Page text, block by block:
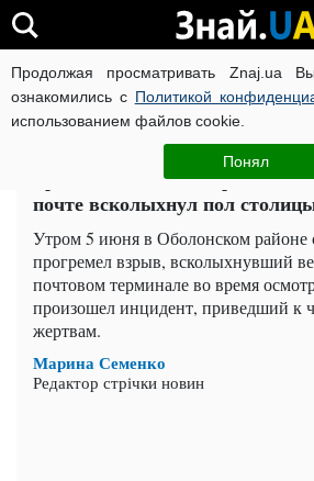
Продолжая просматривать Znaj.ua
ознакомились с Политикой
использованием файлов cookie.
Понял
ВОЙНА РОССИИ ПРОТИВ
Трагедия в Киеве: взрыв
почте всколыхнул пол
Утром 5 июня в Оболонском районе
прогремел взрыв, всколыхнувший
почтовом терминале во время
произошел инцидент, приведший к
жертвам.
Марина Семенко
Редактор стрічки новин